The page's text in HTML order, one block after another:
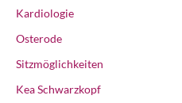
Kardiologie
Osterode
Sitzmöglichkeiten
Kea Schwarzkopf